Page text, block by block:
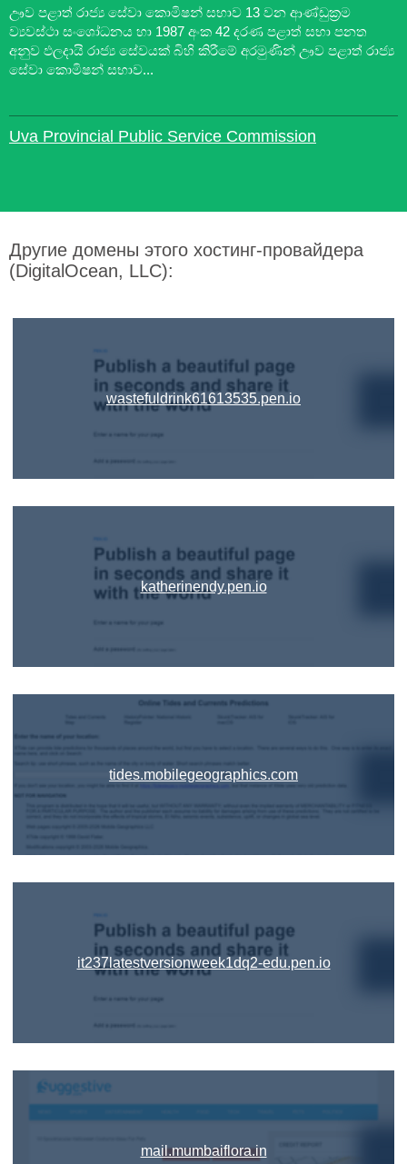
ඌව පළාත් රාජ්‍ය සේවා කොමිෂන් සභාව 13 වන ආණ්ඩුක්‍රම
ව්‍යවස්ථා සංශෝධනය හා 1987 අංක 42 දරණ පළාත් සභා පනත
අනුව ඵලදායි රාජ්‍ය සේවයක් බිහි කිරීමේ අරමුණින් ඌව පළාත් රාජ්‍ය
සේවා කොමිෂන් සභාව...
Uva Provincial Public Service Commission
Другие домены этого хостинг-провайдера
(DigitalOcean, LLC):
wastefuldrink61613535.pen.io
katherinendy.pen.io
tides.mobilegeographics.com
it237latestversionweek1dq2-edu.pen.io
mail.mumbaiflora.in